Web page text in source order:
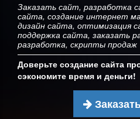
Заказать сайт, разработка
сайта, создание интернет
дизайн сайта, оптимизация
поддержка сайта, заказать
разработка, скрипты продаж
Доверьте создание сайта
сэкономите время и деньги!